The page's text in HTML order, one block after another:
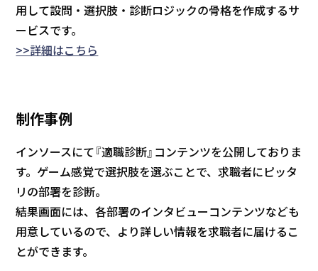
用して設問・選択肢・診断ロジックの骨格を作成するサ
ービスです。
>>詳細はこちら
制作事例
インソースにて『適職診断』コンテンツを公開しておりま
す。ゲーム感覚で選択肢を選ぶことで、求職者にピッタ
リの部署を診断。
結果画面には、各部署のインタビューコンテンツなども
用意しているので、より詳しい情報を求職者に届けるこ
とができます。